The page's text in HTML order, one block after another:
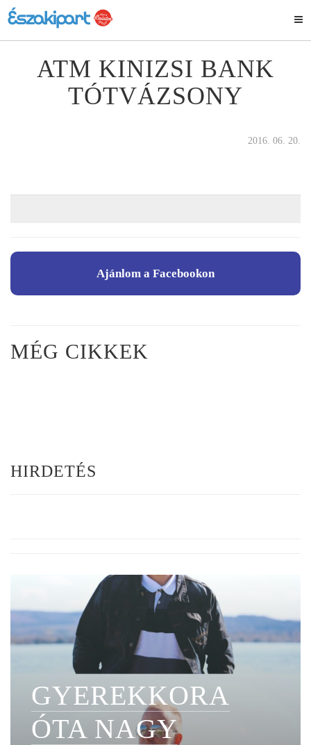
ATM KINIZSI BANK
TÓTVÁZSONY
2016. 06. 20.
Ajánlom a Facebookon
MÉG CIKKEK
HIRDETÉS
GYEREKKORA
ÓTA NAGY